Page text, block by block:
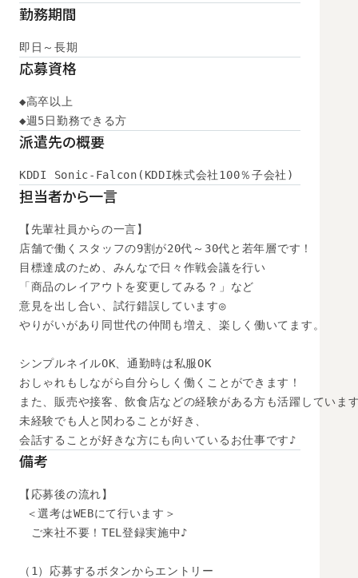
勤務期間
即日～長期
応募資格
◆高卒以上
◆週5日勤務できる方
派遣先の概要
KDDI Sonic-Falcon(KDDI株式会社100％子会社)
担当者から一言
【先輩社員からの一言】
店舗で働くスタッフの9割が20代～30代と若年層です！
目標達成のため、みんなで日々作戦会議を行い
「商品のレイアウトを変更してみる？」など
意見を出し合い、試行錯誤しています◎
やりがいがあり同世代の仲間も増え、楽しく働いてます。
シンプルネイルOK、通勤時は私服OK
おしゃれもしながら自分らしく働くことができます！
また、販売や接客、飲食店などの経験がある方も活躍していま
未経験でも人と関わることが好き、
会話することが好きな方にも向いているお仕事です♪
備考
【応募後の流れ】
＜選考はWEBにて行います＞
ご来社不要！TEL登録実施中♪
（1）応募するボタンからエントリー